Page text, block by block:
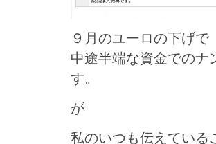
９月のユーロの下げで
中途半端な資金でのナ
す。
が
私のいつも伝えている